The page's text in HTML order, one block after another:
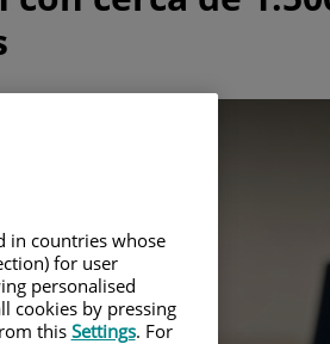
in countries whose
for user
personalised
cookies by pressing
this Settings. For